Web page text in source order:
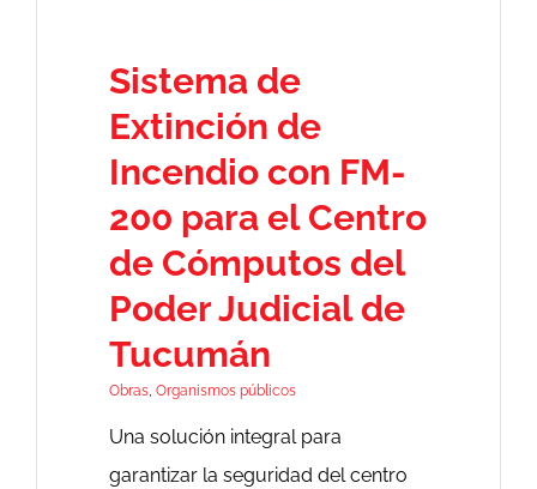
Contacto
Sistema de
Extinción de
Incendio con FM-
200 para el Centro
de Cómputos del
Poder Judicial de
Tucumán
Obras, Organismos públicos
Una solución integral para
garantizar la seguridad del centro